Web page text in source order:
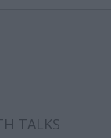
TALKS